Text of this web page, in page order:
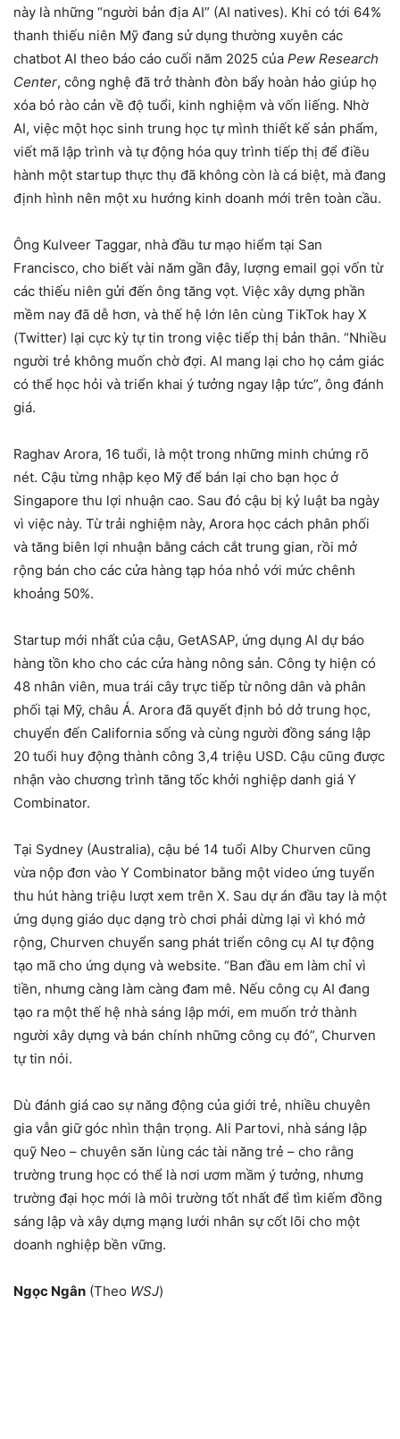
này là những “người bản địa AI” (AI natives). Khi có tới 64%
thanh thiếu niên Mỹ đang sử dụng thường xuyên các
chatbot AI theo báo cáo cuối năm 2025 của Pew Research
Center, công nghệ đã trở thành đòn bẩy hoàn hảo giúp họ
xóa bỏ rào cản về độ tuổi, kinh nghiệm và vốn liếng. Nhờ
AI, việc một học sinh trung học tự mình thiết kế sản phẩm,
viết mã lập trình và tự động hóa quy trình tiếp thị để điều
hành một startup thực thụ đã không còn là cá biệt, mà đang
định hình nên một xu hướng kinh doanh mới trên toàn cầu.
Ông Kulveer Taggar, nhà đầu tư mạo hiểm tại San
Francisco, cho biết vài năm gần đây, lượng email gọi vốn từ
các thiếu niên gửi đến ông tăng vọt. Việc xây dựng phần
mềm nay đã dễ hơn, và thế hệ lớn lên cùng TikTok hay X
(Twitter) lại cực kỳ tự tin trong việc tiếp thị bản thân. “Nhiều
người trẻ không muốn chờ đợi. AI mang lại cho họ cảm giác
có thể học hỏi và triển khai ý tưởng ngay lập tức”, ông đánh
giá.
Raghav Arora, 16 tuổi, là một trong những minh chứng rõ
nét. Cậu từng nhập kẹo Mỹ để bán lại cho bạn học ở
Singapore thu lợi nhuận cao. Sau đó cậu bị kỷ luật ba ngày
vì việc này. Từ trải nghiệm này, Arora học cách phân phối
và tăng biên lợi nhuận bằng cách cắt trung gian, rồi mở
rộng bán cho các cửa hàng tạp hóa nhỏ với mức chênh
khoảng 50%.
Startup mới nhất của cậu, GetASAP, ứng dụng AI dự báo
hàng tồn kho cho các cửa hàng nông sản. Công ty hiện có
48 nhân viên, mua trái cây trực tiếp từ nông dân và phân
phối tại Mỹ, châu Á. Arora đã quyết định bỏ dở trung học,
chuyển đến California sống và cùng người đồng sáng lập
20 tuổi huy động thành công 3,4 triệu USD. Cậu cũng được
nhận vào chương trình tăng tốc khởi nghiệp danh giá Y
Combinator.
Tại Sydney (Australia), cậu bé 14 tuổi Alby Churven cũng
vừa nộp đơn vào Y Combinator bằng một video ứng tuyển
thu hút hàng triệu lượt xem trên X. Sau dự án đầu tay là một
ứng dụng giáo dục dạng trò chơi phải dừng lại vì khó mở
rộng, Churven chuyển sang phát triển công cụ AI tự động
tạo mã cho ứng dụng và website. “Ban đầu em làm chỉ vì
tiền, nhưng càng làm càng đam mê. Nếu công cụ AI đang
tạo ra một thế hệ nhà sáng lập mới, em muốn trở thành
người xây dựng và bán chính những công cụ đó”, Churven
tự tin nói.
Dù đánh giá cao sự năng động của giới trẻ, nhiều chuyên
gia vẫn giữ góc nhìn thận trọng. Ali Partovi, nhà sáng lập
quỹ Neo – chuyên săn lùng các tài năng trẻ – cho rằng
trường trung học có thể là nơi ươm mầm ý tưởng, nhưng
trường đại học mới là môi trường tốt nhất để tìm kiếm đồng
sáng lập và xây dựng mạng lưới nhân sự cốt lõi cho một
doanh nghiệp bền vững.
Ngọc Ngân (Theo WSJ)